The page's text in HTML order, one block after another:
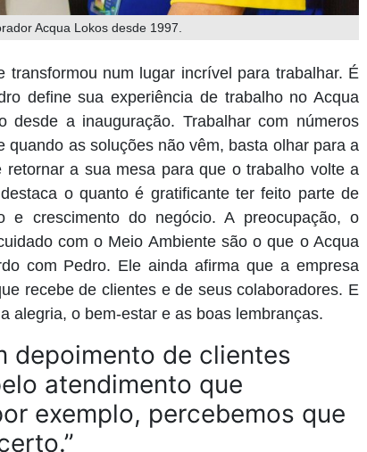
Acqua Lokos desde 1997.
transformou num lugar incrível para trabalhar. É
define sua experiência de trabalho no Acqua
a inauguração. Trabalhar com números
quando as soluções não vêm, basta olhar para a
a sua mesa para que o trabalho volte a
o quanto é gratificante ter feito parte de
e crescimento do negócio. A preocupação, o
com o Meio Ambiente são o que o Acqua
com Pedro. Ele ainda afirma que a empresa
recebe de clientes e de seus colaboradores. E
alegria, o bem-estar e as boas lembranças.
depoimento de clientes
atendimento que
exemplo, percebemos que